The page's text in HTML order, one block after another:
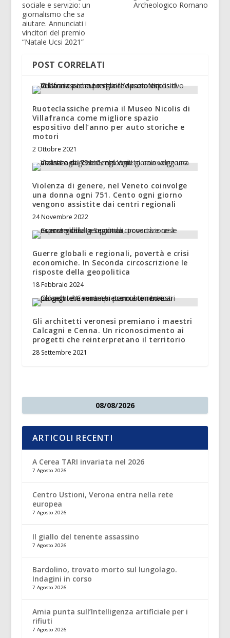
sociale e servizio: un
giornalismo che sa
aiutare. Annunciati i
vincitori del premio
“Natale Ucsi 2021”
Archeologico Romano
POST CORRELATI
Ruoteclassiche premia il Museo Nicolis di
Villafranca come migliore spazio
espositivo dell’anno per auto storiche e
motori
2 Ottobre 2021
Violenza di genere, nel Veneto coinvolge
una donna ogni 751. Cento ogni giorno
vengono assistite dai centri regionali
24 Novembre 2022
Guerre globali e regionali, povertà e crisi
economiche. In Seconda circoscrizione le
risposte della geopolitica
18 Febbraio 2024
Gli architetti veronesi premiano i maestri
Calcagni e Cenna. Un riconoscimento ai
progetti che reinterpretano il territorio
28 Settembre 2021
08/08/2026
ARTICOLI RECENTI
A Cerea TARI invariata nel 2026
7 Agosto 2026
Centro Ustioni, Verona entra nella rete
europea
7 Agosto 2026
Il giallo del tenente assassino
7 Agosto 2026
Bardolino, trovato morto sul lungolago.
Indagini in corso
7 Agosto 2026
Amia punta sull’Intelligenza artificiale per i
rifiuti
7 Agosto 2026